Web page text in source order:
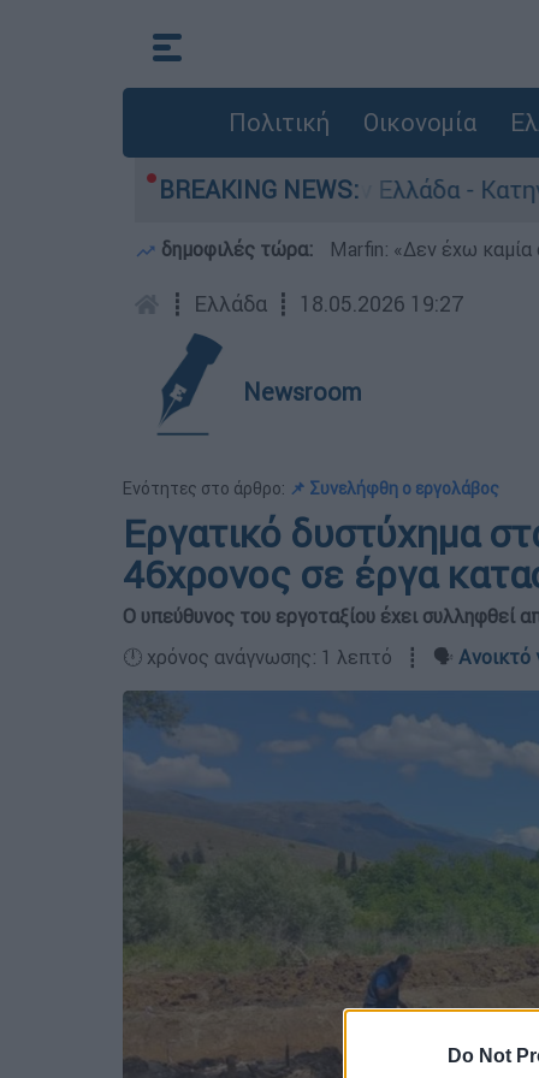
Do Not
Πολιτική Οικονομία
BREAKING NEWS:
ανθρωποκτονίες στην Ελλάδα -
δημοφιλές τώρα: Marfin: «Δεν έχω καμία
┋ Ελλάδα ┋ 18.05.2026 19:27
Newsroom
Ενότητες στο άρθρο: 📌 Συνελήφθη ο εργολάβος
Εργατικό δυστύχημα
46χρονος σε έργα
Ο υπεύθυνος του εργοταξίου έχει συλληφθεί
🕛 χρόνος ανάγνωσης: 1 λεπτό ┋ 🗣️ Ανοικτό